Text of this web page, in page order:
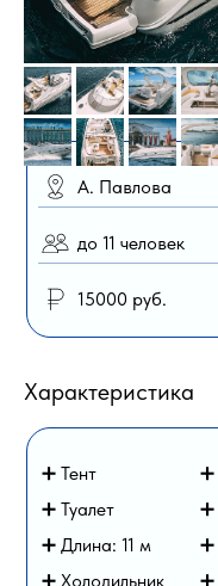
до 11 человек
А. Павлова
15000 руб.
Характеристика
➕ Туалет
➕ Длина: 11 м
➕
➕
➕
➕ Холодильник
➕ Тент ➕